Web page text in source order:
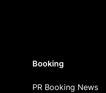
Booking
PR Booking News